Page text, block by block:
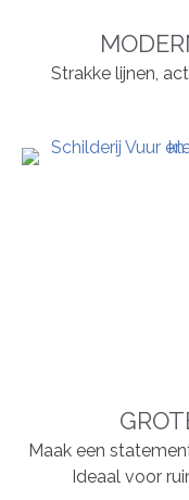
Strakke lijnen,
Maak een
Ideaal voor